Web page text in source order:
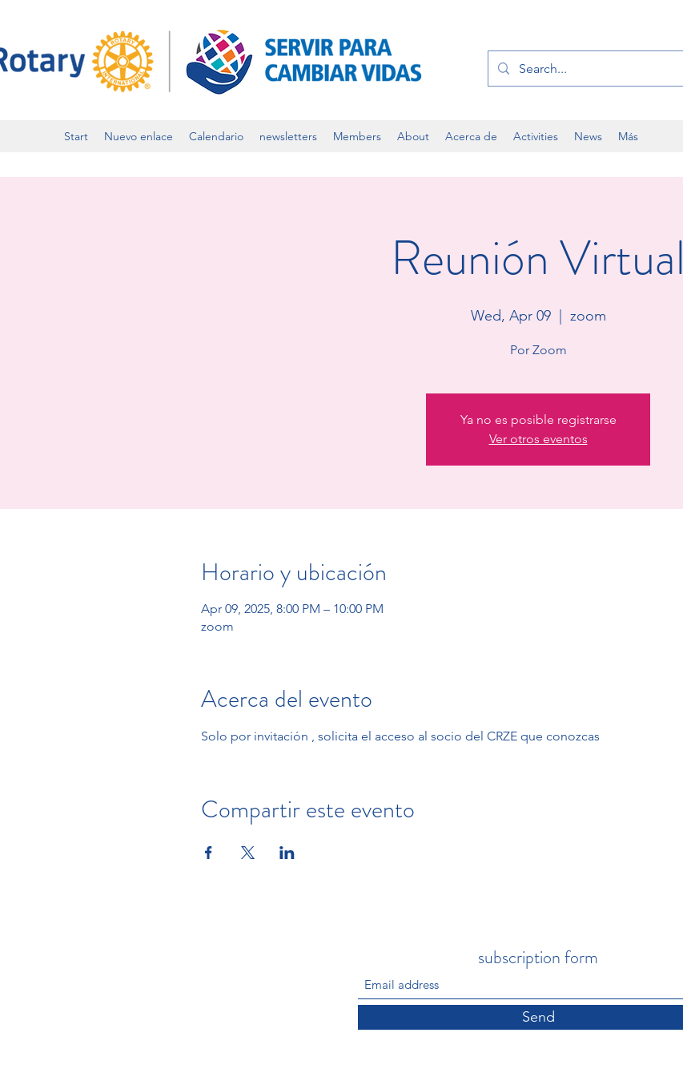
Start Nuevo enlace Calendario newsletters Members About Acerca de Activities News Más
Reunión Virtual
Wed, Apr 09
  |
zoom
Por Zoom
Ya no es posible registrarse
Ver otros eventos
Horario y ubicación
Apr 09, 2025, 8:00 PM – 10:00 PM
zoom
Acerca del evento
Solo por invitación , solicita el acceso al socio del CRZE que conozcas
Compartir este evento
subscription form
Send